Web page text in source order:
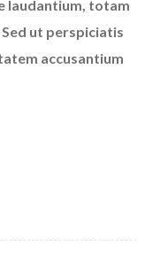
laudantium, totam
ut perspiciatis
accusantium